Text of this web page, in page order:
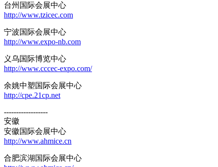
台州国际会展中心
http://www.tzicec.com
宁波国际会展中心
http://www.expo-nb.com
义乌国际博览中心
http://www.cccec-expo.com/
余姚中塑国际会展中心
http://cpe.21cp.net
------------------
安徽
安徽国际会展中心
http://www.ahmice.cn
合肥滨湖国际会展中心